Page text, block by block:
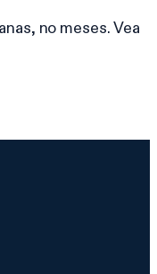
no meses. Vea